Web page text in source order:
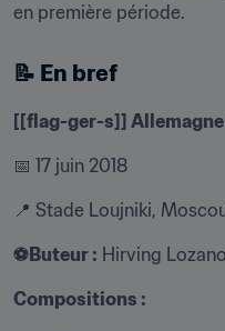
en première période.
📝 En bref
[[flag-ger-s]]
📅 17 juin 2018
📍 Stade Loujniki,
⚽Buteur : Hirving
Compositions :